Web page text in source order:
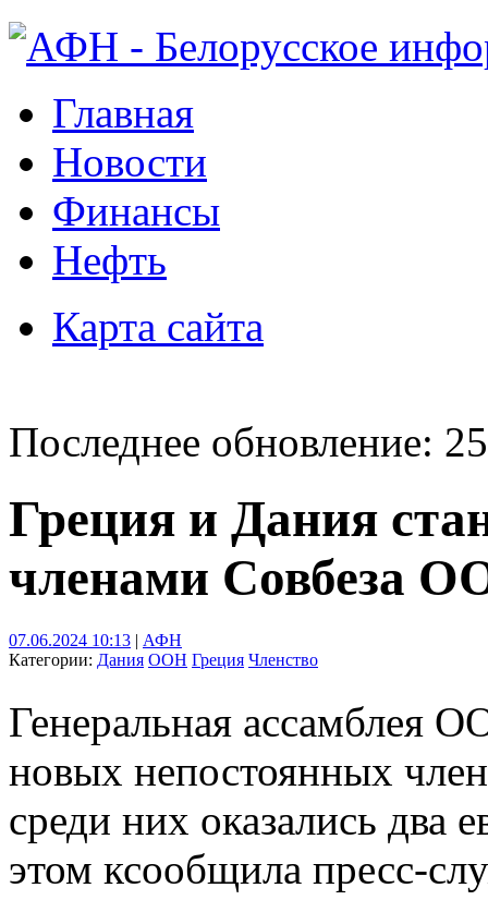
Главная
Новости
Финансы
Нефть
Карта сайта
Последнее обновление:
Греция и Дания
членами Совбеза
07.06.2024 10:13 | АФН
Категории: Дания ООН Греция Членство
Генеральная ассамблея
новых непостоянных
среди них оказались два
этом ксообщила пресс-